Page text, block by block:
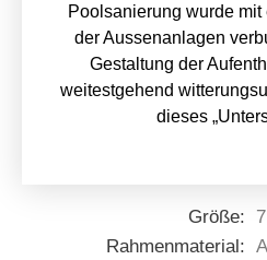
Poolsanierung wurde
der Aussenanlagen
Gestaltung der
weitestgehend
dieses
Größe:
Rahmenmaterial: